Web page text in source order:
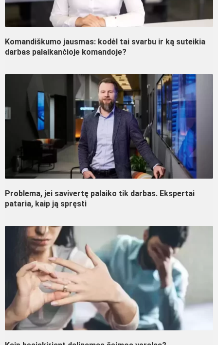
Komandiškumo jausmas: kodėl tai svarbu ir ką suteikia
darbas palaikančioje komandoje?
Problema, jei savivertę palaiko tik darbas. Ekspertai
pataria, kaip ją spręsti